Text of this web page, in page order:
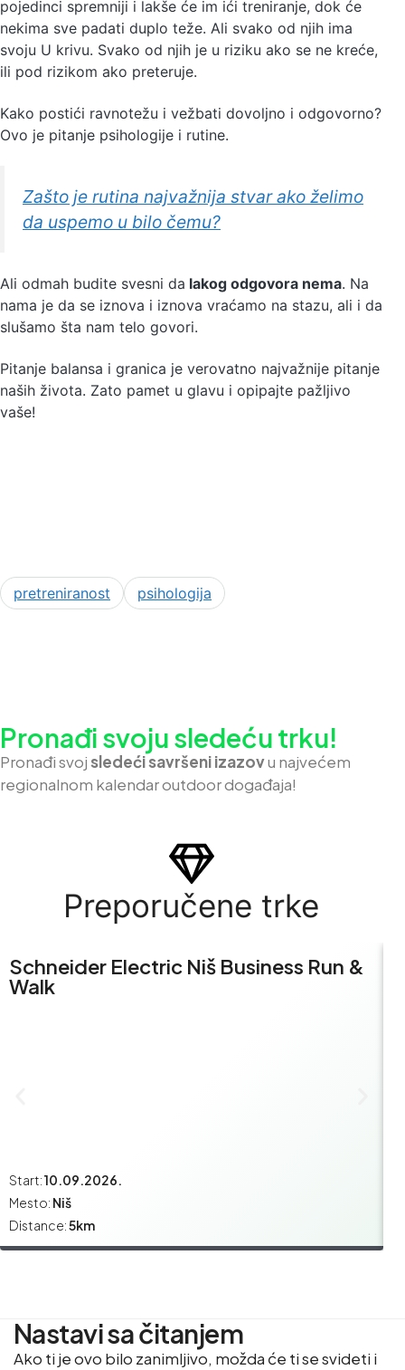
pojedinci spremniji i lakše će im ići treniranje, dok će
nekima sve padati duplo teže. Ali svako od njih ima
svoju U krivu. Svako od njih je u riziku ako se ne kreće,
ili pod rizikom ako preteruje.
Kako postići ravnotežu i vežbati dovoljno i odgovorno?
Ovo je pitanje psihologije i rutine.
Zašto je rutina najvažnija stvar ako želimo
da uspemo u bilo čemu?
Ali odmah budite svesni da lakog odgovora nema. Na
nama je da se iznova i iznova vraćamo na stazu, ali i da
slušamo šta nam telo govori.
Pitanje balansa i granica je verovatno najvažnije pitanje
naših života. Zato pamet u glavu i opipajte pažljivo
vaše!
pretreniranost psihologija
Pronađi svoju sledeću trku!
Pronađi svojsledeći savršeni izazovu najvećem
regionalnom kalendar outdoor događaja!
Preporučene trke
Schneider Electric Niš Business Run &
Walk
Start:10.09.2026.
Mesto: Niš
Distance:5km
Nastavi sa čitanjem
Ako ti je ovo bilo zanimljivo, možda će ti se svideti i